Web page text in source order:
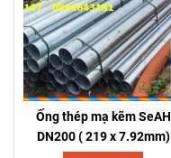
Ống thép mạ kẽm SeAH
DN200 ( 219 x 7.92mm)